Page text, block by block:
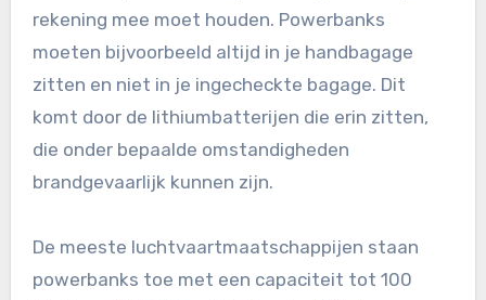
rekening mee moet houden. Powerbanks
moeten bijvoorbeeld altijd in je handbagage
zitten en niet in je ingecheckte bagage. Dit
komt door de lithiumbatterijen die erin zitten,
die onder bepaalde omstandigheden
brandgevaarlijk kunnen zijn.
De meeste luchtvaartmaatschappijen staan
powerbanks toe met een capaciteit tot 100